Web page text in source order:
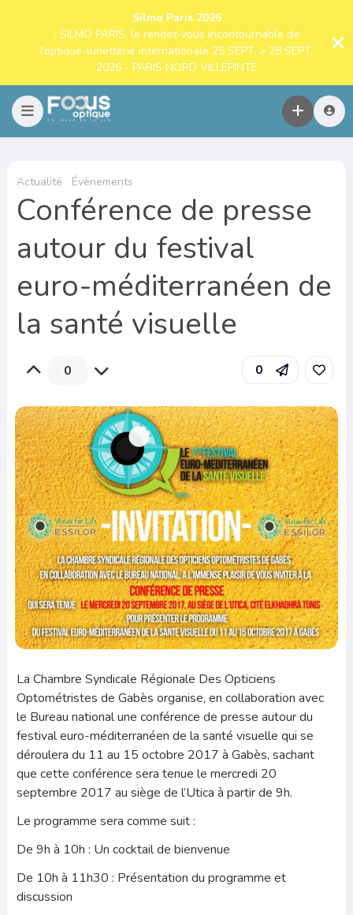
Silmo Paris 2026
: SILMO PARIS, le rendez-vous incontournable de
l’optique-lunetterie internationale 25 SEPT. > 28 SEPT.
2026 - PARIS NORD VILLEPINTE
Actualité Évènements
Conférence de presse
autour du festival
euro-méditerranéen de
la santé visuelle
0 0
La Chambre Syndicale Régionale Des Opticiens
Optométristes de Gabès organise, en collaboration avec
le Bureau national une conférence de presse autour du
festival euro-méditerranéen de la santé visuelle qui se
déroulera du 11 au 15 octobre 2017 à Gabès, sachant
que cette conférence sera tenue le mercredi 20
septembre 2017 au siège de l’Utica à partir de 9h.
Le programme sera comme suit :
De 9h à 10h : Un cocktail de bienvenue
De 10h à 11h30 : Présentation du programme et
discussion